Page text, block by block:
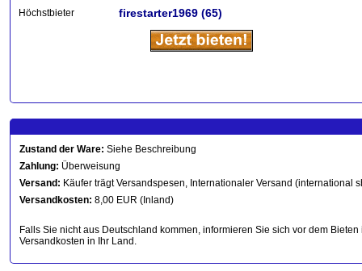
Höchstbieter
firestarter1969 (65)
Zustand der Ware: Siehe Beschreibung
Zahlung: Überweisung
Versand: Käufer trägt Versandspesen, Internationaler Versand (international
Versandkosten: 8,00 EUR (Inland)
Falls Sie nicht aus Deutschland kommen, informieren Sie sich vor dem
Versandkosten in Ihr Land.